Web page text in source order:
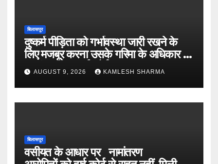
बिलासपुर
दुष्कर्म पीड़िता को गर्भावस्था जारी रखने के
लिए मजबूर करना उसके गरिमा के अधिकार का
उल्लंघन होगा-हाई कोर्ट
AUGUST 9, 2026 KAMLESH SHARMA
बिलासपुर
वसीयत के आधार पर नामांतरण